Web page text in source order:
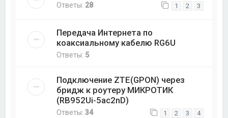
Ответы: 28 1 2 3
Передача Интернета по
коаксиальному кабелю RG6U
Ответы: 5
Подключение ZTE(GPON) через
бридж к роутеру МИКРОТИК
(RB952Ui-5ac2nD)
Ответы:34 1 2 3 4